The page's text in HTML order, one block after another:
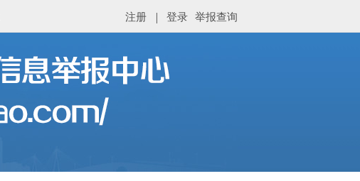
举报查询
登录
|
注册